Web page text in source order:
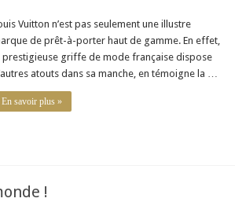
Vuitton n’est pas seulement une illustre
de prêt-à-porter haut de gamme. En effet,
prestigieuse griffe de mode française dispose
atouts dans sa manche, en témoigne la …
En savoir plus »
!